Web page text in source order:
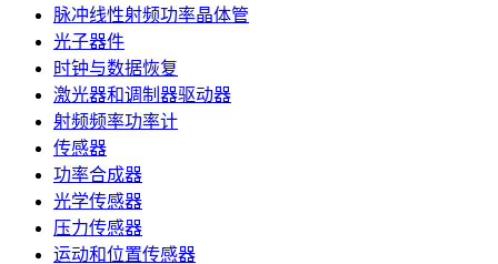
脉冲线性射频功率晶体管
光子器件
时钟与数据恢复
激光器和调制器驱动器
射频频率功率计
传感器
功率合成器
光学传感器
压力传感器
运动和位置传感器